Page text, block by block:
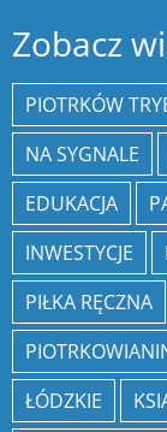
Zobacz
PIOTRKÓW
NA SYGNALE
EDUKACJA
INWESTYCJE
PIŁKA RĘCZNA
ŁÓDZKIE